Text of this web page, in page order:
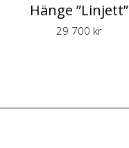
Hänge ”Linjett”
29 700 kr